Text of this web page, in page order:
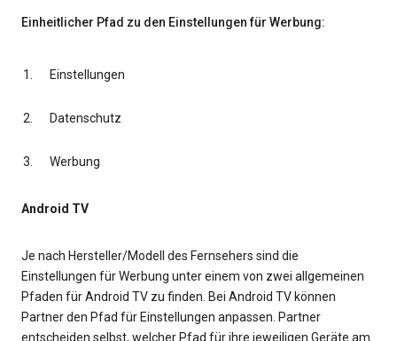
Einheitlicher Pfad zu den Einstellungen für Werbung:
Einstellungen
Datenschutz
Werbung
Android TV
Je nach Hersteller/Modell des Fernsehers sind die
Einstellungen für Werbung unter einem von zwei allgemeinen
Pfaden für Android TV zu finden. Bei Android TV können
Partner den Pfad für Einstellungen anpassen. Partner
entscheiden selbst, welcher Pfad für ihre jeweiligen Geräte am